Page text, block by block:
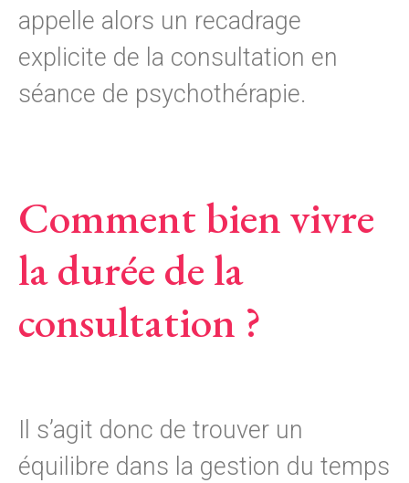
appelle alors un recadrage
explicite de la consultation en
séance de psychothérapie.
Comment bien vivre
la durée de la
consultation ?
Il s’agit donc de trouver un
équilibre dans la gestion du temps